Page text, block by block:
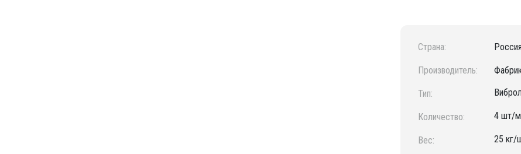
Страна: Россия
Производитель:
Тип:
Количество: 4 шт/
Вес: 25 кг/